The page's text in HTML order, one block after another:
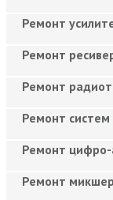
Ремонт
Ремонт
Ремонт
Ремонт систем
Ремонт цифро-
Ремонт